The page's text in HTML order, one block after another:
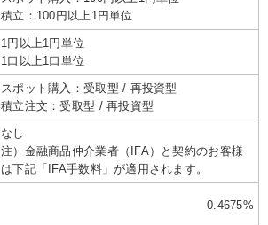
積立：100円以上1円単位
1円以上1円単位
1口以上1口単位
スポット購入：受取型 / 再投資型
積立注文：受取型 / 再投資型
なし
注）金融商品仲介業者（IFA）と契約のお客様
は下記「IFA手数料」が適用されます。
0.4675%